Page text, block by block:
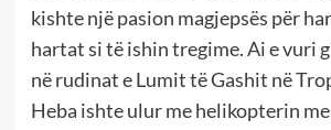
kishte një pasion magjepsës për
hartat si të ishin tregime. Ai e vuri
në rudinat e Lumit të Gashit në
Heba ishte ulur me helikopterin